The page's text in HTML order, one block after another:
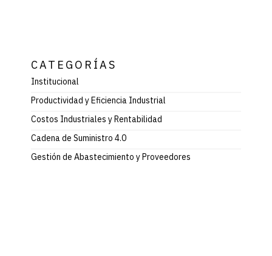
CATEGORÍAS
Institucional
Productividad y Eficiencia Industrial
Costos Industriales y Rentabilidad
Cadena de Suministro 4.0
Gestión de Abastecimiento y Proveedores